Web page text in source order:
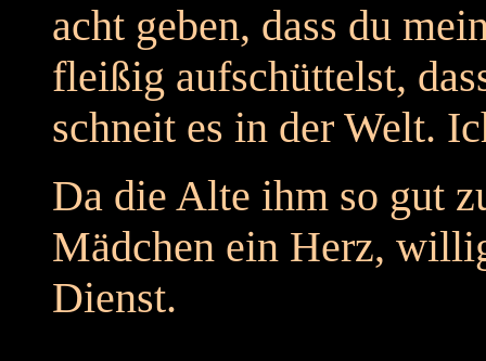
acht geben, dass du
fleißig aufschüttelst,
schneit es in der Welt.
Da die Alte ihm so gut
Mädchen ein Herz,
Dienst.